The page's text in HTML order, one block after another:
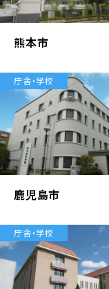
熊本市
庁舎・学校
鹿児島市
庁舎・学校